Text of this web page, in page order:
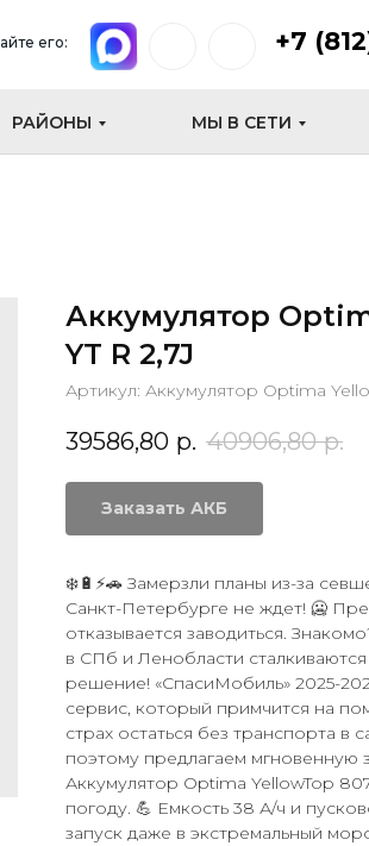
его: +7
РАЙОНЫ МЫ В СЕТИ
Аккумулятор
YT R 2,7J
Артикул: Аккумулятор Optima
39586,80 р. 40906,80 р.
Заказать АКБ
❄️🔋⚡🚗 Замерзли планы из-за
Санкт-Петербурге не ждет! 🥶
отказывается заводиться.
в СПб и Ленобласти
решение! «СпасиМобиль» 2025-
сервис, который примчится на
страх остаться без транспорта
поэтому предлагаем мгновенную
Аккумулятор Optima YellowTop
погоду. 💪 Емкость 38 А/ч и
запуск даже в экстремальный